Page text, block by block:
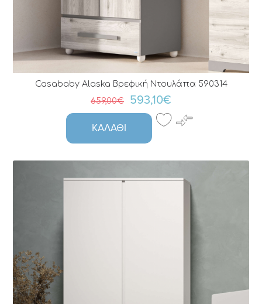
Casababy Alaska Bρεφική Nτουλάπα 590314
659,00€
593,10€
ΚΑΛΆΘΙ